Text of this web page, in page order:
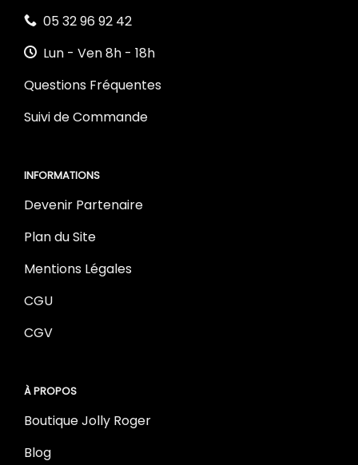
05 32 96 92 42
Lun - Ven 8h - 18h
Questions Fréquentes
Suivi de Commande
INFORMATIONS
Devenir Partenaire
Plan du Site
Mentions Légales
CGU
CGV
À PROPOS
Boutique Jolly Roger
Blog